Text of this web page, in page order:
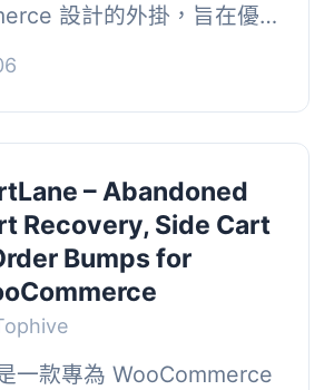
設計的外掛，旨在優
體驗。透過快速、簡潔且
帳頁面，Bla...
– Abandoned
Recovery, Side Cart
Bumps for
一款專為 WooCommerce